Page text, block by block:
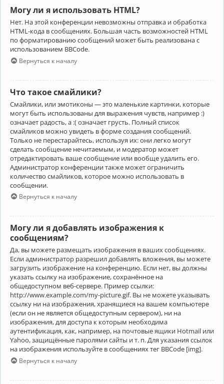
Могу ли я использовать HTML?
Нет. На этой конференции невозможны отправка и обработка
HTML-кода в сообщениях. Большая часть возможностей HTML
по форматированию сообщений может быть реализована с
использованием BBCode.
Вернуться к началу
Что такое смайлики?
Смайлики, или эмотиконы — это маленькие картинки, которые
могут быть использованы для выражения чувств, например :)
означает радость, а :( означает грусть. Полный список
смайликов можно увидеть в форме создания сообщений.
Только не перестарайтесь, используя их: они легко могут
сделать сообщение нечитаемым, и модератор может
отредактировать ваше сообщение или вообще удалить его.
Администратор конференции также может ограничить
количество смайликов, которое можно использовать в
сообщении.
Вернуться к началу
Могу ли я добавлять изображения к
сообщениям?
Да, вы можете размещать изображения в ваших сообщениях.
Если администратор разрешил добавлять вложения, вы можете
загрузить изображение на конференцию. Если нет, вы должны
указать ссылку на изображение, сохранённое на
общедоступном веб-сервере. Пример ссылки:
http://www.example.com/my-picture.gif. Вы не можете указывать
ссылку ни на изображения, хранящиеся на вашем компьютере
(если он не является общедоступным сервером), ни на
изображения, для доступа к которым необходима
аутентификация, как, например, на почтовые ящики Hotmail или
Yahoo, защищённые паролями сайты и т. п. Для указания ссылок
на изображения используйте в сообщениях тег BBCode [img].
Вернуться к началу